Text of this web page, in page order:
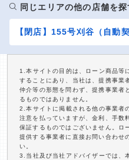
同じエリアの他の店舗を探
【閉店】155号刈谷（自動
1.本サイトの目的は、ローン商品等
することにあり、当社は、提携事業
仲介等の形態を問わず、提携事業者
るものではありません。
2.本サイトに掲載される他の事業者
注意を払っていますが、金利、手数
保証するものではございません。ロ
提供する事業者に直接お問い合わせ
い。
3.当社及び当社アドバイザーでは、